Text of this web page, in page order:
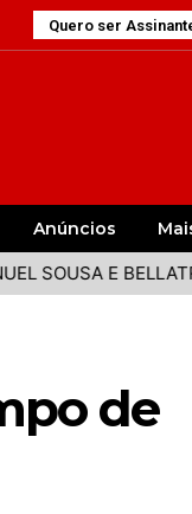
Quero ser
Anúncios
E BELLATRIX NO
de